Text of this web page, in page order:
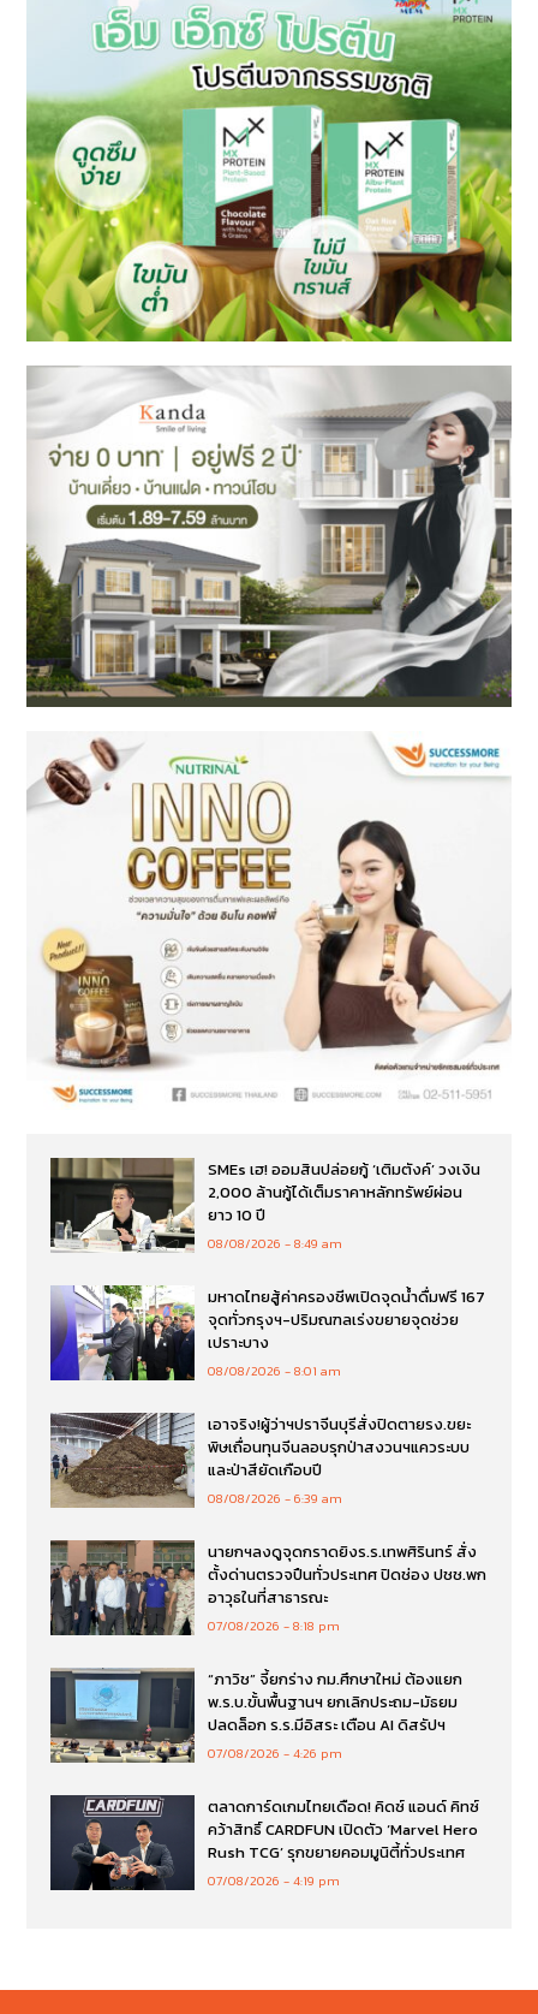
SMEs เฮ! ออมสินปล่อยกู้ ‘เติมตังค์’ วงเงิน
2,000 ล้านกู้ได้เต็มราคาหลักทรัพย์ผ่อน
ยาว 10 ปี
08/08/2026 8:49 am
มหาดไทยสู้ค่าครองชีพเปิดจุดน้ำดื่มฟรี 167
จุดทั่วกรุงฯ-ปริมณฑลเร่งขยายจุดช่วย
เปราะบาง
08/08/2026 8:01 am
เอาจริง!ผู้ว่าฯปราจีนบุรีสั่งปิดตายรง.ขยะ
พิษเถื่อนทุนจีนลอบรุกป่าสงวนฯแควระบบ
และป่าสียัดเกือบปี
08/08/2026 6:39 am
นายกฯลงดูจุดกราดยิงร.ร.เทพศิรินทร์ สั่ง
ตั้งด่านตรวจปืนทั่วประเทศ ปิดช่อง ปชช.พก
อาวุธในที่สาธารณะ
07/08/2026 8:18 pm
“ภาวิช” จี้ยกร่าง กม.ศึกษาใหม่ ต้องแยก
พ.ร.บ.ขั้นพื้นฐานฯ ยกเลิกประถม-มัธยม
ปลดล็อก ร.ร.มีอิสระ เตือน AI ดิสรัปฯ
07/08/2026 4:26 pm
ตลาดการ์ดเกมไทยเดือด! คิดซ์ แอนด์ คิทซ์
คว้าสิทธิ์ CARDFUN เปิดตัว ‘Marvel Hero
Rush TCG’ รุกขยายคอมมูนิตี้ทั่วประเทศ
07/08/2026 4:19 pm